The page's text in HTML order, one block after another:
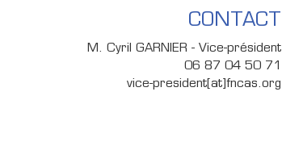
CONTACT
M. Cyril GARNIER - Vice-président
06 87 04 50 71
vice-president[at]fncas.org